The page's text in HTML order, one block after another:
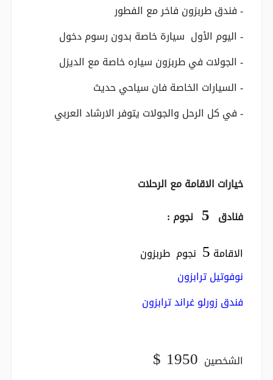
- فندق طربزون فاخر مع الفطور
- اليوم الأول سيارة خاصة بدون رسوم دخول
- الجولات في طربزون سياره خاصة مع الديزل
- السيارات الخاصة فان سياحي حديث
- في كل الرحل والجولات يتوفر الارشاد العربي
خيارات الاقامة مع الرحلات
فنادق 5 نجوم :
الاقامة 5 نجوم طربزون
نوفوتيل ترابزون
فندق زورلو غراند ترابزون
الشخصين $ 1950